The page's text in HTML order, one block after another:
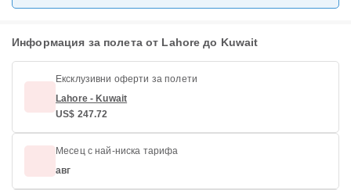
Информация за полета от Lahore до Kuwait
Ексклузивни оферти за полети
Lahore - Kuwait
US$ 247.72
Месец с най-ниска тарифа
авг